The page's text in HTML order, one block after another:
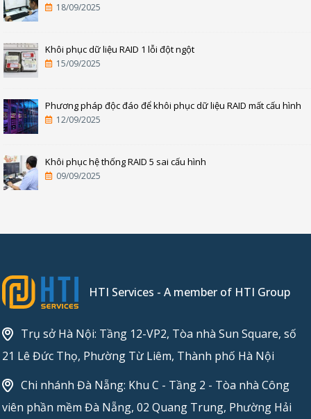
18/09/2025
Khôi phục dữ liệu RAID 1 lỗi đột ngột
15/09/2025
Phương pháp độc đáo để khôi phục dữ liệu RAID mất cấu hình
12/09/2025
Khôi phục hệ thống RAID 5 sai cấu hình
09/09/2025
HTI Services - A member of HTI Group
Trụ sở Hà Nội: Tầng 12-VP2, Tòa nhà Sun Square, số
21 Lê Đức Thọ, Phường Từ Liêm, Thành phố Hà Nội
Chi nhánh Đà Nẵng: Khu C - Tầng 2 - Tòa nhà Công
viên phần mềm Đà Nẵng, 02 Quang Trung, Phường Hải